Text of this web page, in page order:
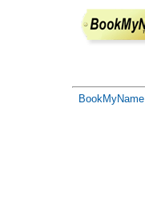
BookMyName